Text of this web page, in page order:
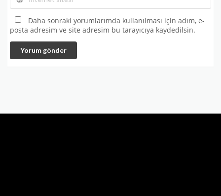
Daha sonraki yorumlarımda kullanılması için adım, e-
posta adresim ve site adresim bu tarayıcıya kaydedilsin.
Yorum gönder